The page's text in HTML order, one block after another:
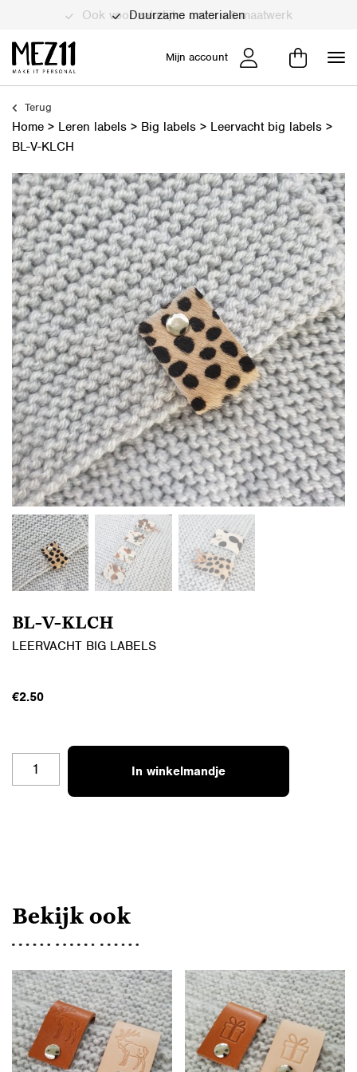
Duurzame materialen
Mijn account
Terug
Home > Leren labels > Big labels > Leervacht big labels >
BL-V-KLCH
BL-V-KLCH
LEERVACHT BIG LABELS
€2.50
In winkelmandje
Bekijk ook